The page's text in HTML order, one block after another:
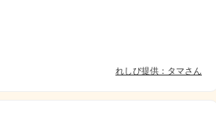
れしぴ提供：タマさん